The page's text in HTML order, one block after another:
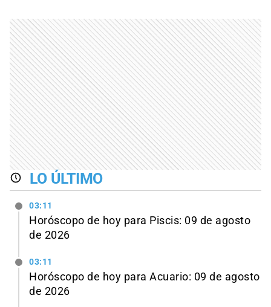
LO ÚLTIMO
03:11
Horóscopo de hoy para Piscis: 09 de agosto
de 2026
03:11
Horóscopo de hoy para Acuario: 09 de agosto
de 2026